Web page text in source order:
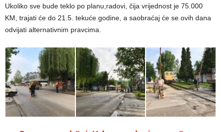
Ukoliko sve bude teklo po planu,radovi, čija vrijednost je 75.000
KM, trajati će do 21.5. tekuće godine, a saobraćaj će se ovih dana
odvijati alternativnim pravcima.